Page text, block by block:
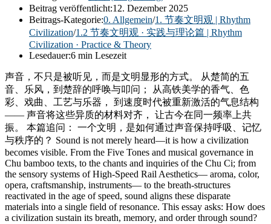
Beitrag veröffentlicht:12. Dezember 2025
Beitrags-Kategorie:0. Allgemein/1. 节奏文明观 | Rhythm
Civilization/1.2 节奏文明观 · 实践与理论篇 | Rhythm
Civilization · Practice & Theory
Lesedauer:6 min Lesezeit
声音，不只是被听见，而是文明显形的方式。 从楚简的五
音、乐风，到楚辞的呼唤与叩问； 从高铁美学的香气、色
彩、戏曲、工艺与乐器， 到速度时代被重新激活的气息结构
—— 声音将这些异质的材料对齐， 让古今在同一频率上共
振。 本篇追问： 一个文明，是如何通过声音保持呼吸、记忆
与秩序的？ Sound is not merely heard—it is how a civilization
becomes visible. From the Five Tones and musical governance in
Chu bamboo texts, to the chants and inquiries of the Chu Ci; from
the sensory systems of High-Speed Rail Aesthetics— aroma, color,
opera, craftsmanship, instruments— to the breath-structures
reactivated in the age of speed, sound aligns these disparate
materials into a single field of resonance. This essay asks: How does
a civilization sustain its breath, memory, and order through sound?